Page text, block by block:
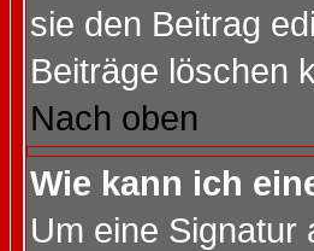
sie den Beitrag
Beiträge löschen
Nach oben
Wie kann ich
Um eine Signatur